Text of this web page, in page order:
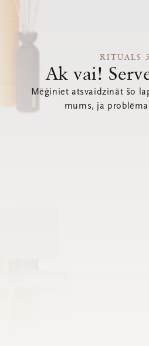
RITUALS
Ak vai!
Mēģiniet atsvaidzināt šo
mums, ja